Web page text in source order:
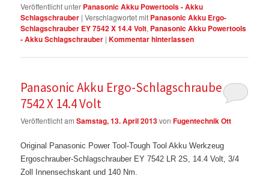
Veröffentlicht unter Panasonic Akku Powertools - Akku
Schlagschrauber |Verschlagwortet mit Panasonic Akku Ergo-
Schlagschrauber EY 7542 X 14.4 Volt, Panasonic Akku Powertools
- Akku Schlagschrauber |Kommentar hinterlassen
Panasonic Akku Ergo-Schlagschrauber EY
7542 X 14.4 Volt
Veröffentlicht amSamstag, 13. April 2013vonFugentechnik Ott
Original Panasonic Power Tool-Tough Tool Akku Werkzeug
Ergoschrauber-Schlagschrauber EY 7542 LR 2S, 14.4 Volt, 3/4
Zoll Innensechskant und 140 Nm.